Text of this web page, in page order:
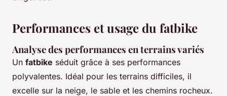
Performances et usage du fatbike
Analyse des performances en terrains variés
Un fatbike séduit grâce à ses performances
polyvalentes. Idéal pour les terrains difficiles, il
excelle sur la neige, le sable et les chemins rocheux.